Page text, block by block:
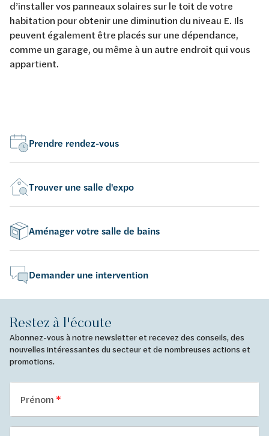
d’installer vos panneaux solaires sur le toit de votre
habitation pour obtenir une diminution du niveau E. Ils
peuvent également être placés sur une dépendance,
comme un garage, ou même à un autre endroit qui vous
appartient.
Prendre rendez-vous
Trouver une salle d'expo
Aménager votre salle de bains
Demander une intervention
Restez à l'écoute
Abonnez-vous à notre newsletter et recevez des conseils, des
nouvelles intéressantes du secteur et de nombreuses actions et
promotions.
Prénom